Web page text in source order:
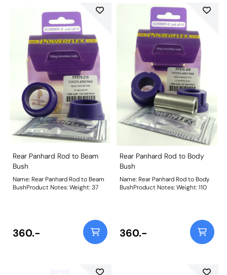
Rear Panhard Rod to Beam
Bush
Name: Rear Panhard Rod to Beam
BushProduct Notes: Weight: 37
360.-
Rear Panhard Rod to Body
Bush
Name: Rear Panhard Rod to Body
BushProduct Notes: Weight: 110
360.-